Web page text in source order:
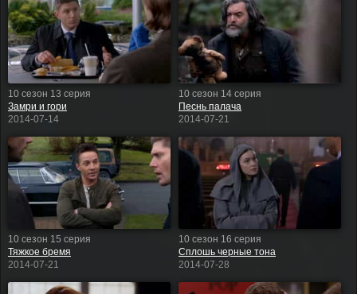
10 сезон 13 серия
Замри и гори
2014-07-14
10 сезон 14 серия
Песнь палача
2014-07-21
10 сезон 15 серия
Тяжкое бремя
2014-07-21
10 сезон 16 серия
Сплошь черные тона
2014-07-28